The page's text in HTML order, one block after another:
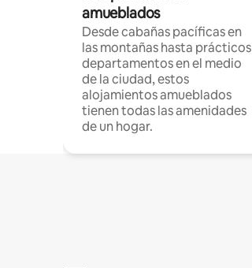
amueblados
Desde cabañas pacíficas en
las montañas hasta prácticos
departamentos en el medio
de la ciudad, estos
alojamientos amueblados
tienen todas las amenidades
de un hogar.